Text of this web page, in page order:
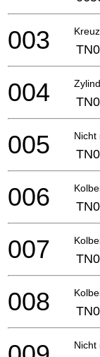
003
004
Nicht
005
006
007
008
Nicht